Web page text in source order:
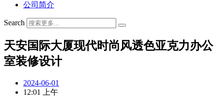
公司简介
Search
天安国际大厦现代时尚风透色亚克力办公
室装修设计
2024-06-01
12:01 上午